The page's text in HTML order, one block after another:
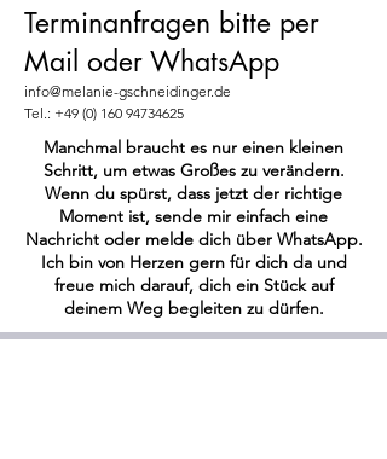
Terminanfragen bitte per
Mail oder WhatsApp
info@melanie-gschneidinger.de
Tel.: +49 (0) 160 94734625
Manchmal braucht es nur einen kleinen
Schritt, um etwas Großes zu verändern.
Wenn du spürst, dass jetzt der richtige
Moment ist, sende mir einfach eine
Nachricht oder melde dich über WhatsApp.
Ich bin von Herzen gern für dich da und
freue mich darauf, dich ein Stück auf
deinem Weg begleiten zu dürfen.